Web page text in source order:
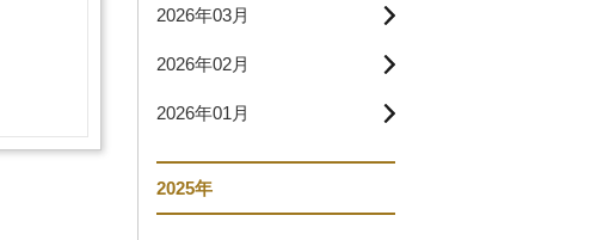
2026年03月
2026年02月
2026年01月
2025年